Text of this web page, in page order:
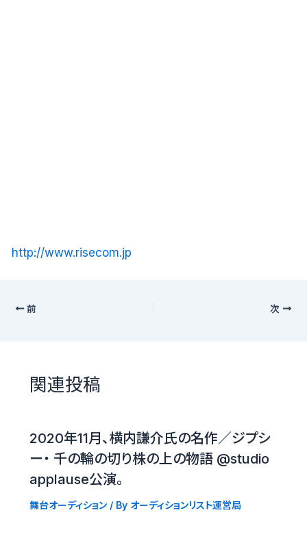
http://www.risecom.jp
前 次
関連投稿
2020年11月、横内謙介氏の名作／ジプシ
ー・ 千の輪の切り株の上の物語 @studio
applause公演。
舞台オーディション/ By オーディションリスト運営局